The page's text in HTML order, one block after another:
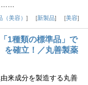
……
（美容） 新製品 美容
1種類の標準品」で
を確立！／丸善製薬
来成分を製造する丸善